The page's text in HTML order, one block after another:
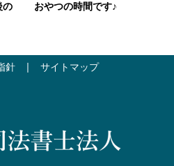
の
おやつの時間です♪
針 | サイトマップ